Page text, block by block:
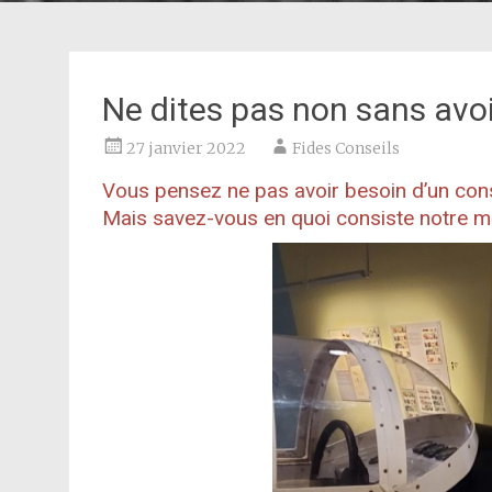
Ne dites pas non sans
27 janvier 2022 Fides Conseils
Vous pensez ne pas avoir besoin d’un
Mais savez-vous en quoi consiste notre